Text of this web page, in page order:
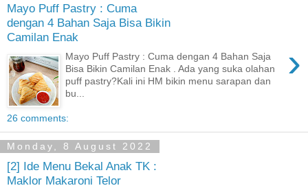
Mayo Puff Pastry : Cuma
dengan 4 Bahan Saja Bisa Bikin
Camilan Enak
›
Mayo Puff Pastry : Cuma dengan 4 Bahan Saja
Bisa Bikin Camilan Enak . Ada yang suka olahan
puff pastry?Kali ini HM bikin menu sarapan dan
bu...
26 comments:
Monday, 8 August 2022
[2] Ide Menu Bekal Anak TK :
Maklor Makaroni Telor